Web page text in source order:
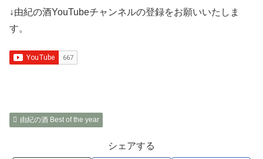
↓由紀の酒YouTubeチャンネルの登録をお願いいたしま
す。
由紀の酒 Best of the year
シェアする